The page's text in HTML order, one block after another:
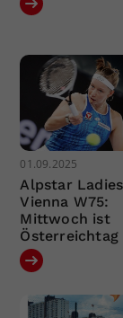
01.09.2025
Alpstar
Vienna W75:
Mittwoch ist
Österreichtag